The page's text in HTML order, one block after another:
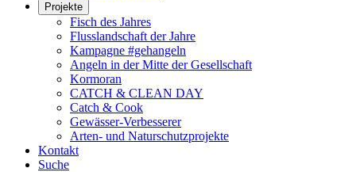
Projekte
Fisch des Jahres
Flusslandschaft der Jahre
Kampagne #gehangeln
Angeln in der Mitte der Gesellschaft
Kormoran
CATCH & CLEAN DAY
Catch & Cook
Gewässer-Verbesserer
Arten- und Naturschutzprojekte
Kontakt
Suche